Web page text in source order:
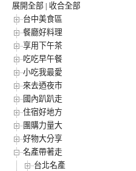
展開全部 | 收合全部
台中美食區
餐廳好料理
享用下午茶
吃吃早午餐
小吃我最愛
來去迺夜市
國內趴趴走
住宿好地方
團購力量大
好物大分享
名產帶著走
台北名產